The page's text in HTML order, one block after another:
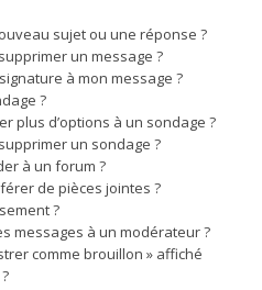
sujet ou une réponse ?
un message ?
à mon message ?
?
plus d’options à un sondage ?
un sondage ?
à un forum ?
de pièces jointes ?
?
messages à un modérateur ?
comme brouillon » affiché